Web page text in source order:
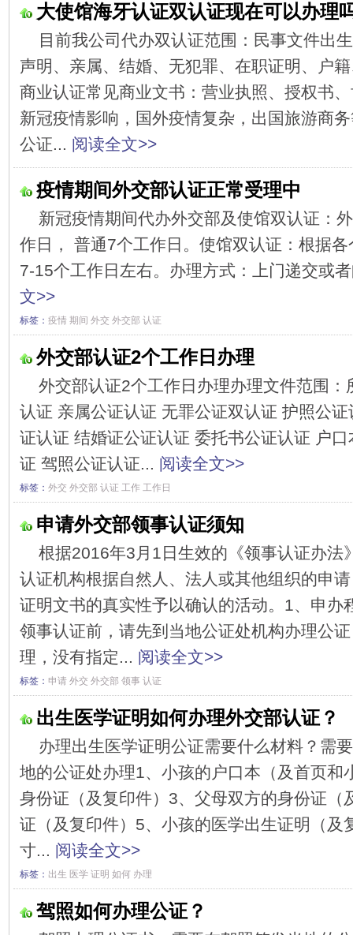
大使馆海牙认证双认证现在可以办理
目前我公司代办双认证范围：民事文件出
声明、亲属、结婚、无犯罪、在职证明、户
商业认证常见商业文书：营业执照、授权书
新冠疫情影响，国外疫情复杂，出国旅游商
公证... 阅读全文>>
疫情期间外交部认证正常受理中
新冠疫情期间代办外交部及使馆双认证：
作日， 普通7个工作日。使馆双认证：根据
7-15个工作日左右。办理方式：上门递交或
文>>
标签： 疫情 期间 外交 外交部 认证
外交部认证2个工作日办理
外交部认证2个工作日办理办理文件范围
认证 亲属公证认证 无罪公证双认证 护照公
证认证 结婚证公证认证 委托书公证认证 户
证 驾照公证认证... 阅读全文>>
标签： 外交 外交部 认证 工作 工作日
申请外交部领事认证须知
根据2016年3月1日生效的《领事认证办法
认证机构根据自然人、法人或其他组织的申
证明文书的真实性予以确认的活动。1、申办
领事认证前，请先到当地公证处机构办理公
理，没有指定... 阅读全文>>
标签： 申请 外交 外交部 领事 认证
出生医学证明如何办理外交部认证？
办理出生医学证明公证需要什么材料？需
地的公证处办理1、小孩的户口本（及首页和
身份证（及复印件）3、父母双方的身份证（
证（及复印件）5、小孩的医学出生证明（及
寸... 阅读全文>>
标签： 出生 医学 证明 如何 办理
驾照如何办理公证？